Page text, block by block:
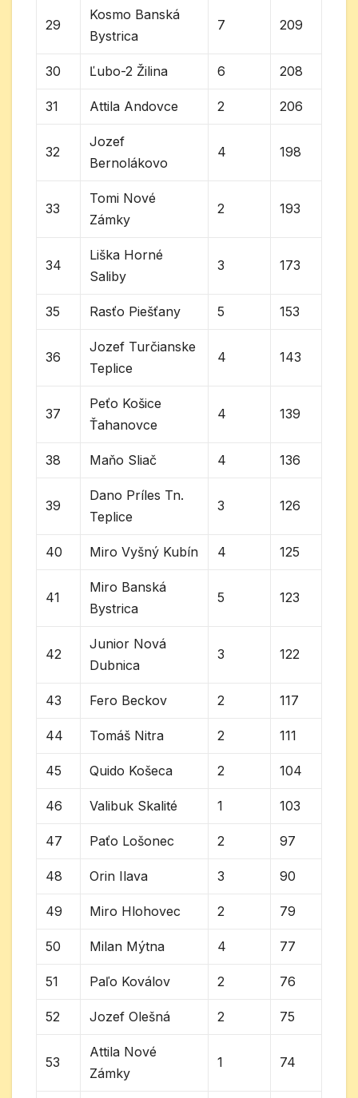
29
Kosmo Banská
Bystrica
7 209
30 Ľubo-2 Žilina 6 208
31 Attila Andovce 2 206
32
Jozef
Bernolákovo
4 198
33
Tomi Nové
Zámky
2 193
34
Liška Horné
Saliby
3 173
35 Rasťo Piešťany 5 153
36
Jozef Turčianske
Teplice
4 143
37
Peťo Košice
Ťahanovce
4 139
38 Maňo Sliač 4 136
39
Dano Príles Tn.
Teplice
3 126
40 Miro Vyšný Kubín 4 125
41
Miro Banská
Bystrica
5 123
42
Junior Nová
Dubnica
3 122
43 Fero Beckov 2 117
44 Tomáš Nitra 2 111
45 Quido Košeca 2 104
46 Valibuk Skalité 1 103
47 Paťo Lošonec 2 97
48 Orin Ilava 3 90
49 Miro Hlohovec 2 79
50 Milan Mýtna 4 77
51 Paľo Koválov 2 76
52 Jozef Olešná 2 75
53
Attila Nové
Zámky
1 74